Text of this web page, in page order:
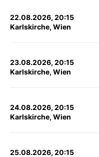
22.08.2026, 20:15
Karlskirche, Wien
23.08.2026, 20:15
Karlskirche, Wien
24.08.2026, 20:15
Karlskirche, Wien
25.08.2026, 20:15